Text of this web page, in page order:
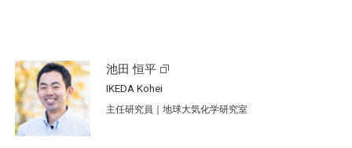
池田 恒平
IKEDA Kohei
主任研究員｜地球大気化学研究室